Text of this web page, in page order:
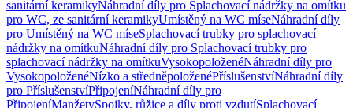
sanitární keramikyNáhradní díly pro Splachovací nádržky na omítku
pro WC, ze sanitární keramikyUmístěný na WC míseNáhradní díly
pro Umístěný na WC míseSplachovací trubky pro splachovací
nádržky na omítkuNáhradní díly pro Splachovací trubky pro
splachovací nádržky na omítkuVysokopoloženéNáhradní díly pro
VysokopoloženéNízko a středněpoloženéPříslušenstvíNáhradní díly
pro PříslušenstvíPřipojeníNáhradní díly pro
PřipojeníManžetySpojky, růžice a díly proti vzdutíSplachovací